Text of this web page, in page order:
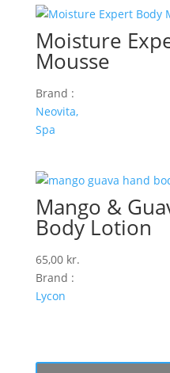
Moisture
Mousse
Brand :
Neovita,
Spa
Mango &
Body Lotion
65,00 kr.
Brand :
Lycon